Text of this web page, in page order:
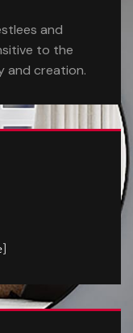
and
to the
and creation.